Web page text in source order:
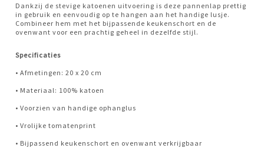
Dankzij de stevige katoenen uitvoering is deze pannenlap prettig
in gebruik en eenvoudig op te hangen aan het handige lusje.
Combineer hem met het bijpassende keukenschort en de
ovenwant voor een prachtig geheel in dezelfde stijl.
Specificaties
• Afmetingen: 20 x 20 cm
• Materiaal: 100% katoen
• Voorzien van handige ophanglus
• Vrolijke tomatenprint
• Bijpassend keukenschort en ovenwant verkrijgbaar